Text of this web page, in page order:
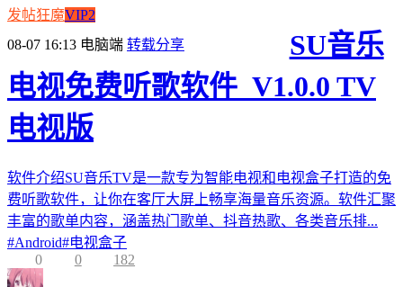
发帖狂魔VIP2
08-07 16:13 电脑端 转载分享
SU音乐
电视免费听歌软件_V1.0.0 TV
电视版
软件介绍SU音乐TV是一款专为智能电视和电视盒子打造的免
费听歌软件，让你在客厅大屏上畅享海量音乐资源。软件汇聚
丰富的歌单内容，涵盖热门歌单、抖音热歌、各类音乐排...
#Android#电视盒子
0
0 182